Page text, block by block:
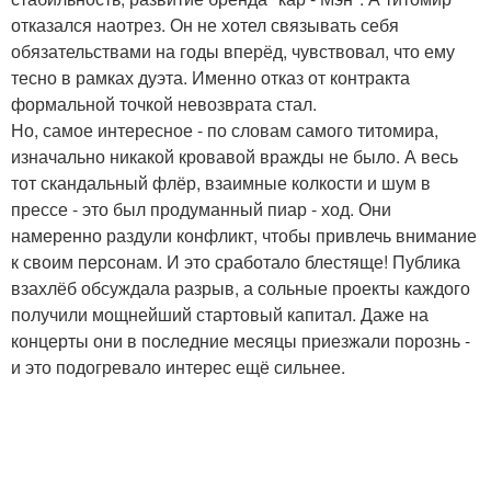
отказался наотрез. Он не хотел связывать себя
обязательствами на годы вперёд, чувствовал, что ему
тесно в рамках дуэта. Именно отказ от контракта
формальной точкой невозврата стал.
Но, самое интересное - по словам самого титомира,
изначально никакой кровавой вражды не было. А весь
тот скандальный флёр, взаимные колкости и шум в
прессе - это был продуманный пиар - ход. Они
намеренно раздули конфликт, чтобы привлечь внимание
к своим персонам. И это сработало блестяще! Публика
взахлёб обсуждала разрыв, а сольные проекты каждого
получили мощнейший стартовый капитал. Даже на
концерты они в последние месяцы приезжали порознь -
и это подогревало интерес ещё сильнее.